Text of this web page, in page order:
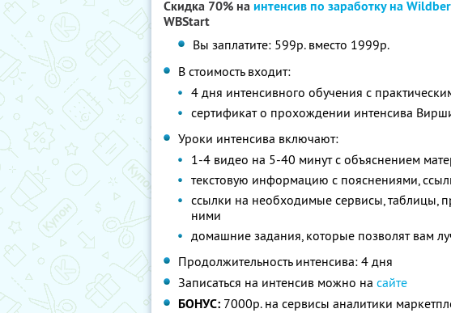
Скидка 70% наинтенсив по заработку на
WBStart
Вы заплатите: 599р. вместо 1999р.
В стоимость входит:
4 дня интенсивного обучения с
сертификат о прохождении интенсива
Уроки интенсива включают:
1-4 видео на 5-40 минут с объяснением
текстовую информацию с пояснениями,
ссылки на необходимые сервисы, таблицы,
ними
домашние задания, которые позволят вам
Продолжительность интенсива: 4 дня
Записаться на интенсив можно на сайте
БОНУС: 7000р. на сервисы аналитики